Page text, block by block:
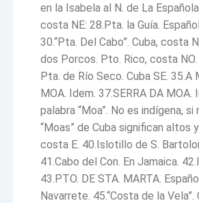
en la Isabela al N. de La
costa NE: 28.Pta. la Guía.
30.“Pta. Del Cabo”. Cuba, costa
dos Porcos. Pto. Rico, costa
Pta. de Río Seco. Cuba SE. 35.A
MOA. Idem. 37.SERRA DA
palabra “Moa”. No es indígena,
“Moas” de Cuba significan altos
costa E. 40.Islotillo de S.
41.Cabo del Con. En Jamaica.
43.PTO. DE STA. MARTA.
Navarrete. 45.“Costa de la